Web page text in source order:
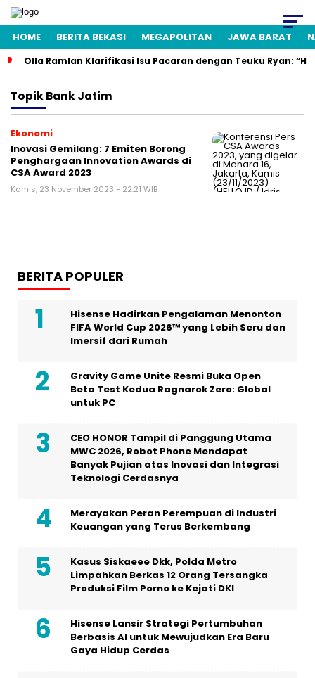
HOME BERITA BEKASI MEGAPOLITAN JAWA BARAT
Olla Ramlan Klarifikasi Isu Pacaran dengan Teuku Ryan:
TopikBank Jatim
Ekonomi
Inovasi Gemilang: 7 Emiten Borong
Penghargaan Innovation Awards di
CSA Award 2023
Kamis, 23 November 2023 - 22:21 WIB
BERITA POPULER
Hisense Hadirkan Pengalaman Menonton
FIFA World Cup 2026™ yang Lebih Seru dan
Imersif dari Rumah
Gravity Game Unite Resmi Buka Open
Beta Test Kedua Ragnarok Zero: Global
untuk PC
CEO HONOR Tampil di Panggung Utama
MWC 2026, Robot Phone Mendapat
Banyak Pujian atas Inovasi dan Integrasi
Teknologi Cerdasnya
Merayakan Peran Perempuan di Industri
Keuangan yang Terus Berkembang
Kasus Siskaeee Dkk, Polda Metro
Limpahkan Berkas 12 Orang Tersangka
Produksi Film Porno ke Kejati DKI
Hisense Lansir Strategi Pertumbuhan
Berbasis AI untuk Mewujudkan Era Baru
Gaya Hidup Cerdas